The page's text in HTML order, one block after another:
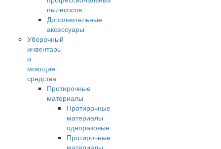
пылесосов
Дополнительные
аксессуары
Уборочный
инвентарь
и
моющие
средства
Протирочные
материалы
Протирочные
материалы
одноразовые
Протирочные